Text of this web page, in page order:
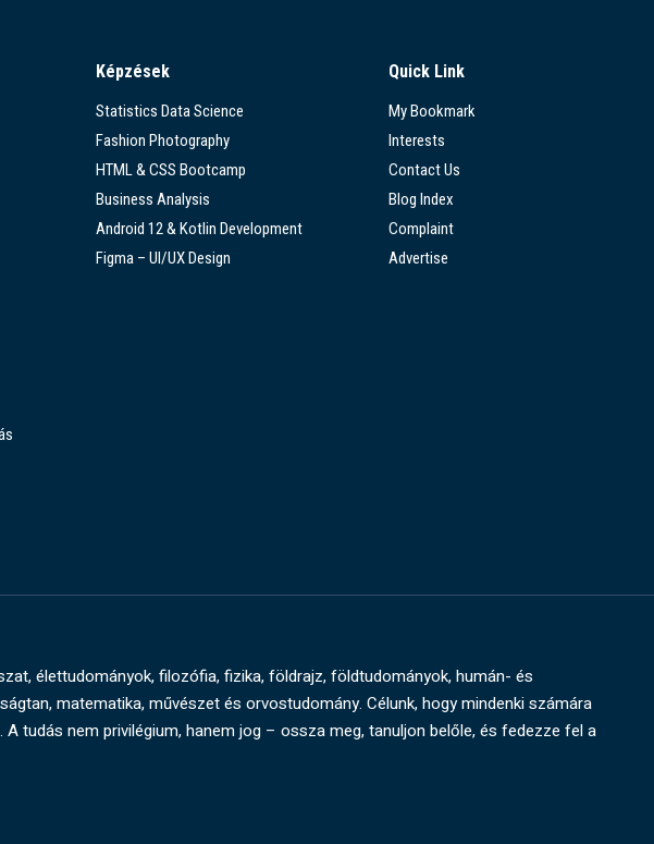
Képzések
Statistics Data Science
Fashion Photography
HTML & CSS Bootcamp
Business Analysis
Android 12 & Kotlin Development
Figma – UI/UX Design
Quick Link
My Bookmark
Interests
Contact Us
Blog Index
Complaint
Advertise
élettudományok, filozófia, fizika, földrajz, földtudományok, humán- és
matematika, művészet és orvostudomány. Célunk, hogy mindenki számára
tudás nem privilégium, hanem jog – ossza meg, tanuljon belőle, és fedezze fel a